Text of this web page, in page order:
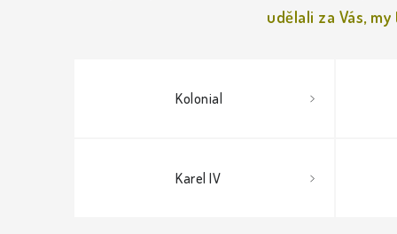
udělali za Vás,
Kolonial
Karel IV